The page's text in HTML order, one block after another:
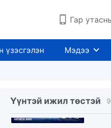
Гар
үзэсгэлэн Мэдээ
Үүнтэй ижил төстэй 9
4:43